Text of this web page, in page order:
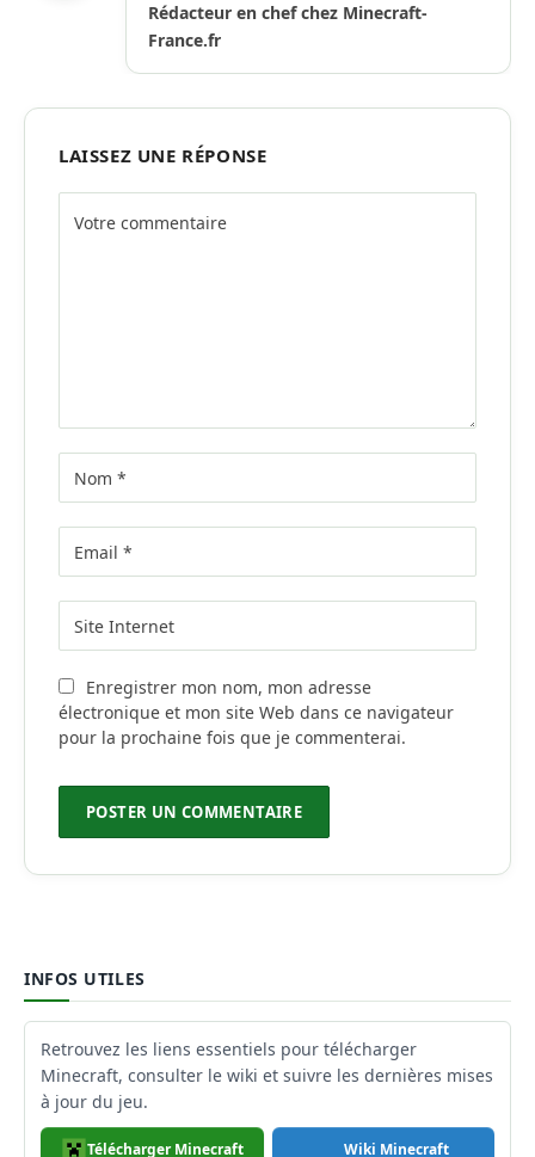
Rédacteur en chef chez Minecraft-
France.fr
LAISSEZ UNE RÉPONSE
Enregistrer mon nom, mon adresse
électronique et mon site Web dans ce navigateur
pour la prochaine fois que je commenterai.
INFOS UTILES
Retrouvez les liens essentiels pour télécharger
Minecraft, consulter le wiki et suivre les dernières mises
à jour du jeu.
Télécharger Minecraft Wiki Minecraft